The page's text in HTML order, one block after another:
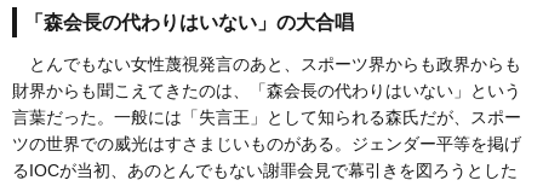
「森会長の代わりはいない」の大合唱
とんでもない女性蔑視発言のあと、スポーツ界からも政界からも
財界からも聞こえてきたのは、「森会長の代わりはいない」という
言葉だった。一般には「失言王」として知られる森氏だが、スポー
ツの世界での威光はすさまじいものがある。ジェンダー平等を掲げ
るIOCが当初、あのとんでもない謝罪会見で幕引きを図ろうとした